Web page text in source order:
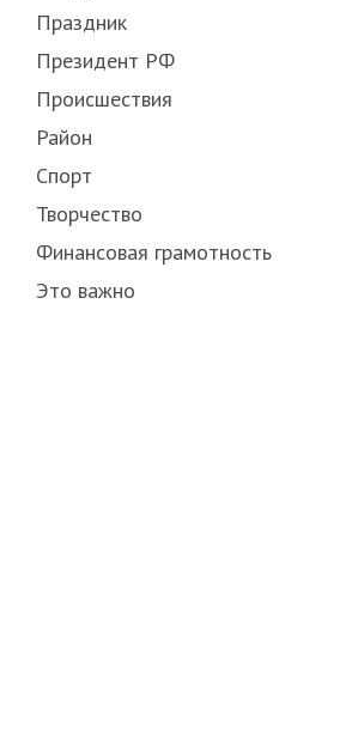
Праздник
Президент РФ
Происшествия
Район
Спорт
Творчество
Финансовая грамотность
Это важно